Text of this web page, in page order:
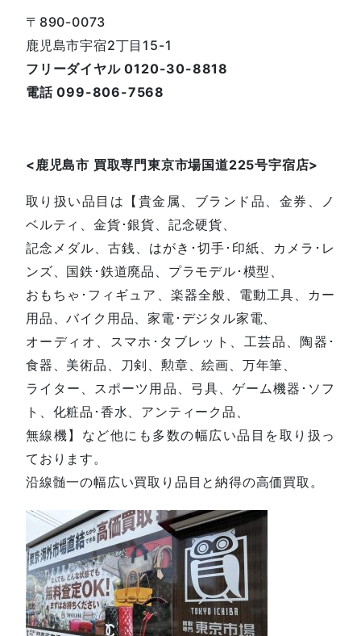
〒890-0073
鹿児島市宇宿2丁目15-1
フリーダイヤル 0120-30-8818
電話 099-806-7568
<鹿児島市 買取専門東京市場国道225号宇宿店>
取り扱い品目は【貴金属、ブランド品、金券、ノ
ベルティ、金貨･銀貨、記念硬貨、
記念メダル、古銭、はがき･切手･印紙、カメラ･レ
ンズ、国鉄･鉄道廃品、プラモデル･模型、
おもちゃ･フィギュア、楽器全般、電動工具、カー
用品、バイク用品、家電･デジタル家電、
オーディオ、スマホ･タブレット、工芸品、陶器･
食器、美術品、刀剣、勲章、絵画、万年筆、
ライター、スポーツ用品、弓具、ゲーム機器･ソフ
ト、化粧品･香水、アンティーク品、
無線機】など他にも多数の幅広い品目を取り扱っ
ております。
沿線髄一の幅広い買取り品目と納得の高価買取。